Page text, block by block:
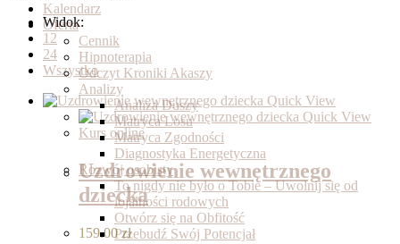
Kalendarz
Oferta
Cennik
Hipnoterapia
Odczyt Kroniki Akaszy
Analizy
Analiza Duszy
Matryca Losu
Matryca Zgodności
Diagnostyka Energetyczna
Rozwój osobisty
To nigdy nie było o Tobie – Uwolnij się od
lojalności rodowych
Otwórz się na Obfitość
Przebudź Swój Potencjał
Widok:
12
24
Wszystko
Quick View
Quick View
Kurs online
Uzdrowienie wewnętrznego
dziecka
159.00zł